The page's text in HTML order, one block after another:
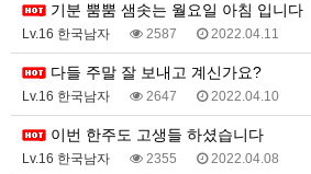
기분 뿜뿜 샘솟는 월요일 아침 입니다
Lv.16 한국남자 2587 2022.04.11
다들 주말 잘 보내고 계신가요?
Lv.16 한국남자 2647 2022.04.10
이번 한주도 고생들 하셨습니다
Lv.16 한국남자 2355 2022.04.08